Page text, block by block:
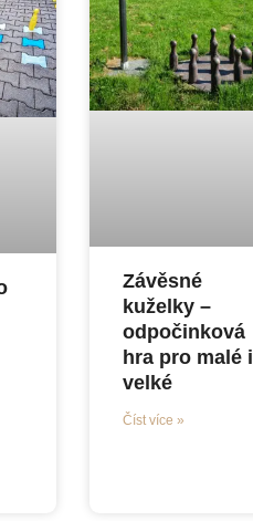
Závěsné
kuželky –
odpočinková
hra pro malé i
velké
Číst více »